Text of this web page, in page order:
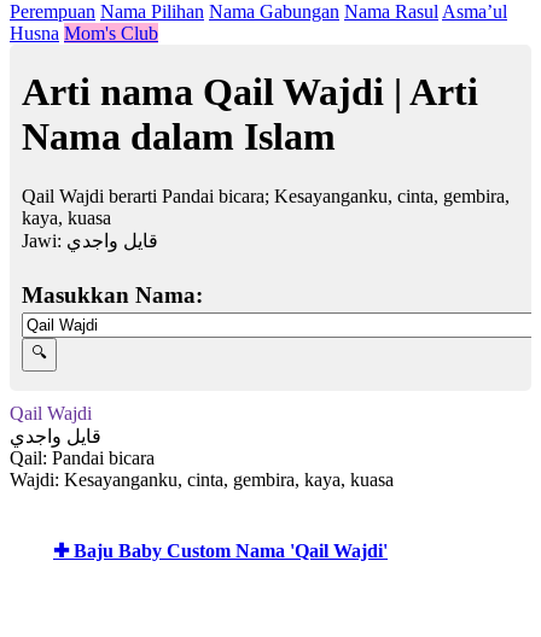
Perempuan Nama Pilihan Nama Gabungan Nama Rasul Asma’ul
Husna Mom's Club
Arti nama Qail Wajdi | Arti
Nama dalam Islam
Qail Wajdi berarti Pandai bicara; Kesayanganku, cinta, gembira,
kaya, kuasa
Jawi: قايل واجدي
Masukkan Nama:
Qail Wajdi
قايل واجدي
Qail: Pandai bicara
Wajdi: Kesayanganku, cinta, gembira, kaya, kuasa
✚ Baju Baby Custom Nama 'Qail Wajdi'